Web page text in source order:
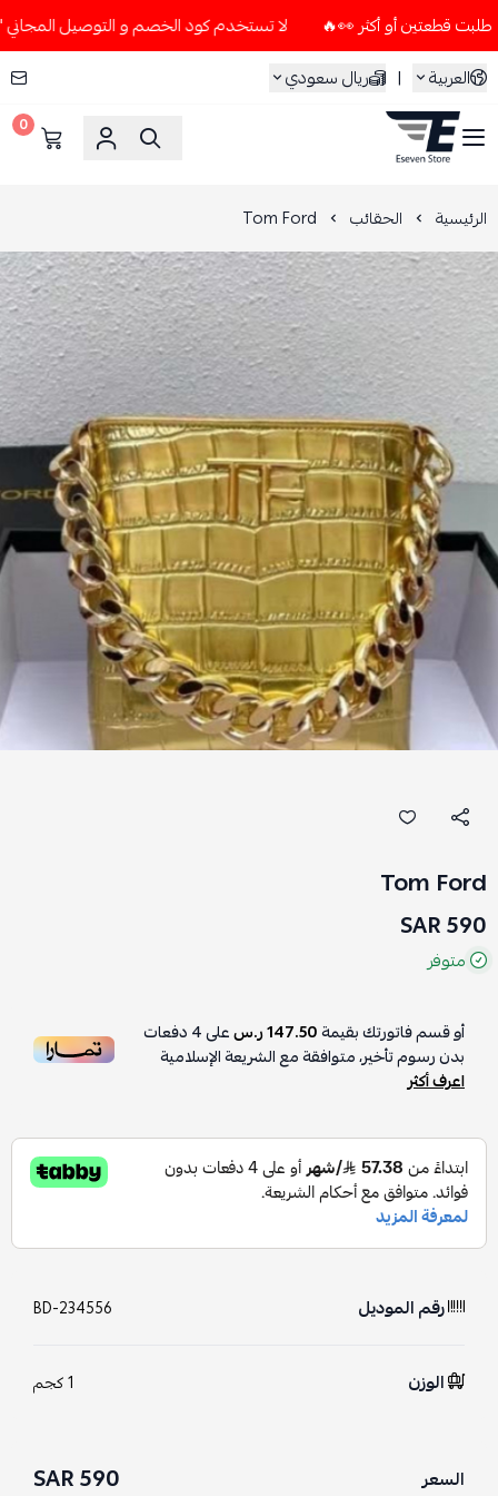
لا تستخدم كود الخصم و التوصيل المجاني " N7 " إلا إذا طلبت قطعتين أو أكثر 👀🔥
العربية
| ريال سعودي
ESEVEN STORE
0
الرئيسية الحقائب Tom Ford
Tom Ford
590 SAR
متوفر
أو قسم فاتورتك بقيمة147.50 ر.س على4دفعات
بدون رسوم تأخير، متوافقة مع الشريعة الإسلامية
اعرف أكثر
رقم الموديل BD-234556
الوزن 1 كجم
السعر 590 SAR